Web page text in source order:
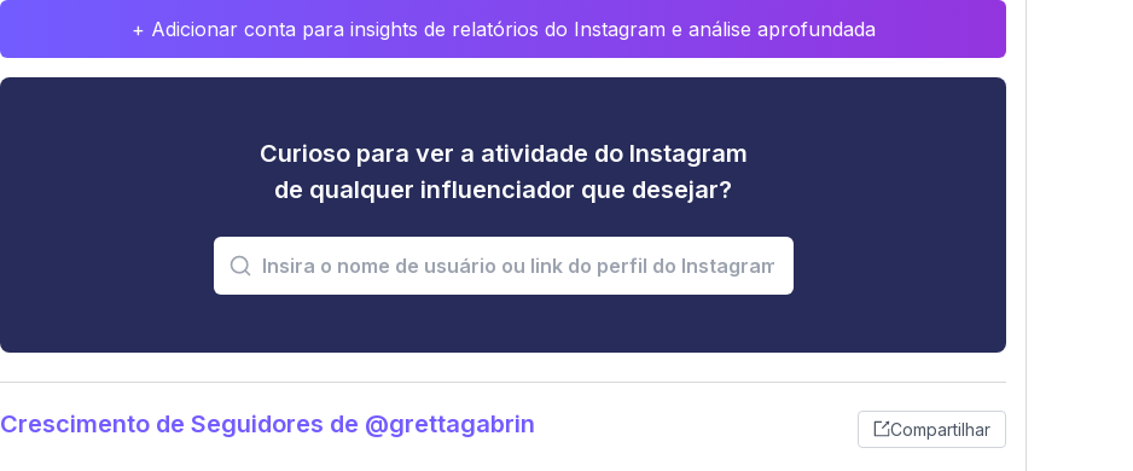
+ Adicionar conta para insights de relatórios do Instagram e análise aprofundada
Curioso para ver a atividade do Instagram
de qualquer influenciador que desejar?
Crescimento de Seguidores de @grettagabrin Compartilhar